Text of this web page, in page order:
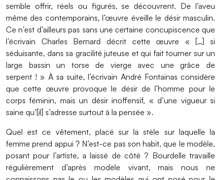
semble offrir, réels ou figurés, se découvrent. De l’aveu
même des contemporains, l’œuvre éveille le désir masculin.
Ce n’est d’ailleurs pas sans une certaine concupiscence que
l’écrivain Charles Bernard décrit cette œuvre « […] si
séduisante, dans sa gracilité juteuse et qui fait tourner sur un
large bassin un torse de vierge avec une grâce de
serpent ! » À sa suite, l’écrivain André Fontainas considère
que cette œuvre provoque le désir de l’homme pour le
corps féminin, mais un désir inoffensif, « d’une vigueur si
saine qu’[il] s’adresse surtout à la pensée ».
Quel est ce vêtement, placé sur la stèle sur laquelle la
femme prend appui ? N’est-ce pas son habit, que le modèle,
posant pour l’artiste, a laissé de côté ? Bourdelle travaille
régulièrement d’après modèle vivant, mais nous ne